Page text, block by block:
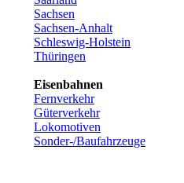
Sachsen
Sachsen-Anhalt
Schleswig-Holstein
Thüringen
Eisenbahnen
Fernverkehr
Güterverkehr
Lokomotiven
Sonder-/Baufahrzeuge